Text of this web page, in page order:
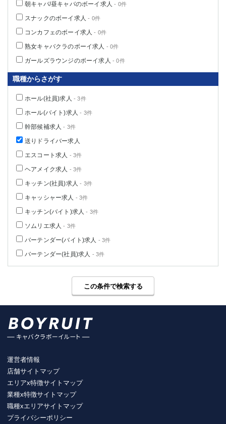
朝キャバ/昼キャバのボーイ求人 - 0件
スナックのボーイ求人 - 0件
コンカフェのボーイ求人 - 0件
熟女キャバクラのボーイ求人 - 0件
ガールズラウンジのボーイ求人 - 0件
職種からさがす
ホール(社員)求人 - 3件
ホール(バイト)求人 - 3件
幹部候補求人 - 3件
送りドライバー求人
エスコート求人 - 3件
ヘアメイク求人 - 3件
キッチン(社員)求人 - 3件
キャッシャー求人 - 3件
キッチン(バイト)求人 - 3件
ソムリエ求人 - 3件
バーテンダー(バイト)求人 - 3件
バーテンダー(社員)求人 - 3件
この条件で検索する
運営者情報
店舗サイトマップ
エリアx特徴サイトマップ
業種x特徴サイトマップ
職種xエリアサイトマップ
プライバシーポリシー